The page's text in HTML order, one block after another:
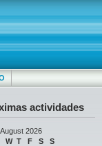
actividades
August 2026
W T F S
S